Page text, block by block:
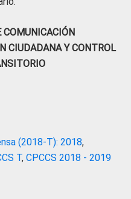
COMUNICACIÓN
CIUDADANA Y CONTROL
(2018-T): 2018,
T, CPCCS 2018 - 2019